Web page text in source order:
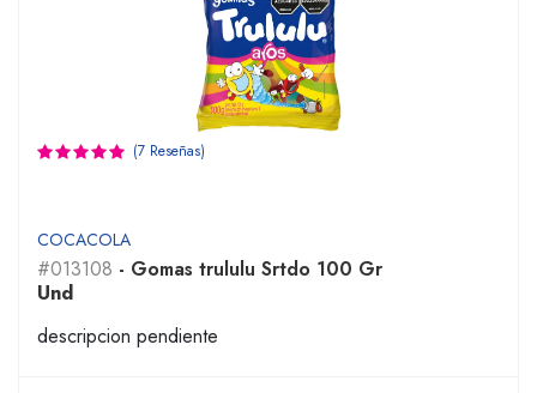
(7 Reseñas)
COCACOLA
#013108 - Gomas trululu Srtdo 100 Gr
Und
descripcion pendiente